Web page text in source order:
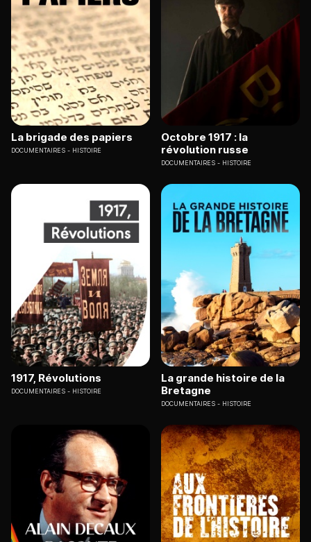
La brigade des papiers
DOCUMENTAIRES HISTOIRE
Octobre 1917 : la
révolution russe
DOCUMENTAIRES HISTOIRE
1917, Révolutions
DOCUMENTAIRES HISTOIRE
La grande histoire de la
Bretagne
DOCUMENTAIRES HISTOIRE